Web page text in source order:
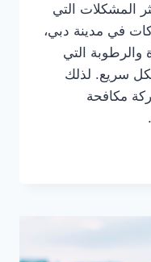
المشكلات التي
في مدينة دبي،
التي
سريع. لذلك
مكافحة